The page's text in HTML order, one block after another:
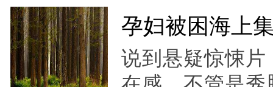
孕妇被困海上
说到悬疑惊悚